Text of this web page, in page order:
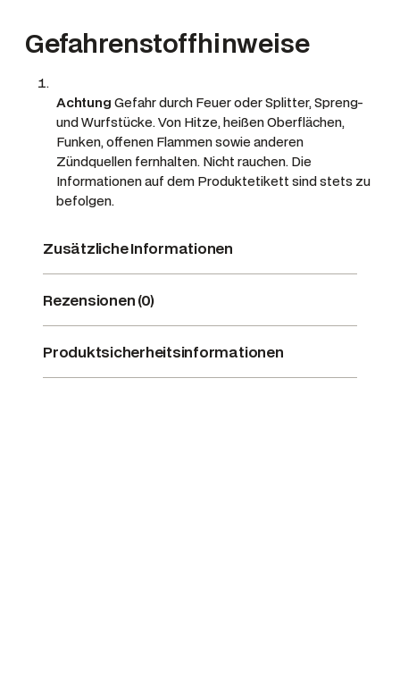
Gefahrenstoffhinweise
Achtung Gefahr durch Feuer oder Splitter, Spreng-
und Wurfstücke. Von Hitze, heißen Oberflächen,
Funken, offenen Flammen sowie anderen
Zündquellen fernhalten. Nicht rauchen. Die
Informationen auf dem Produktetikett sind stets zu
befolgen.
Zusätzliche Informationen
Rezensionen (0)
Produktsicherheitsinformationen